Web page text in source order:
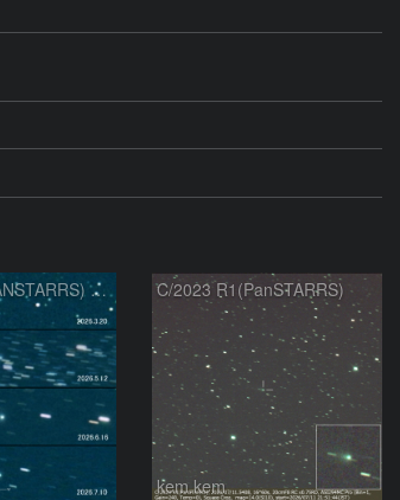
C/2023 R1 (PANSTARRS) の変化 C/2023 R1(PanSTARRS)
kem.kem